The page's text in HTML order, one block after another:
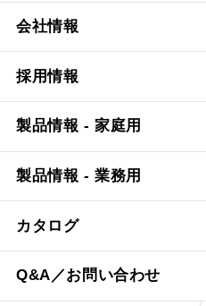
会社情報
採用情報
製品情報 - 家庭用
製品情報 - 業務用
カタログ
Q&A／お問い合わせ